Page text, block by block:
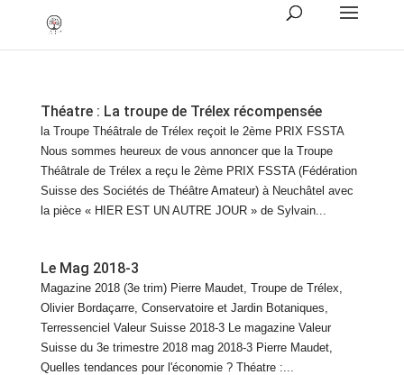
Théatre : La troupe de Trélex récompensée
la Troupe Théâtrale de Trélex reçoit le 2ème PRIX FSSTA
Nous sommes heureux de vous annoncer que la Troupe
Théâtrale de Trélex a reçu le 2ème PRIX FSSTA (Fédération
Suisse des Sociétés de Théâtre Amateur) à Neuchâtel avec
la pièce « HIER EST UN AUTRE JOUR » de Sylvain...
Le Mag 2018-3
Magazine 2018 (3e trim) Pierre Maudet, Troupe de Trélex,
Olivier Bordaçarre, Conservatoire et Jardin Botaniques,
Terressenciel Valeur Suisse 2018-3 Le magazine Valeur
Suisse du 3e trimestre 2018 mag 2018-3 Pierre Maudet,
Quelles tendances pour l'économie ? Théatre :...